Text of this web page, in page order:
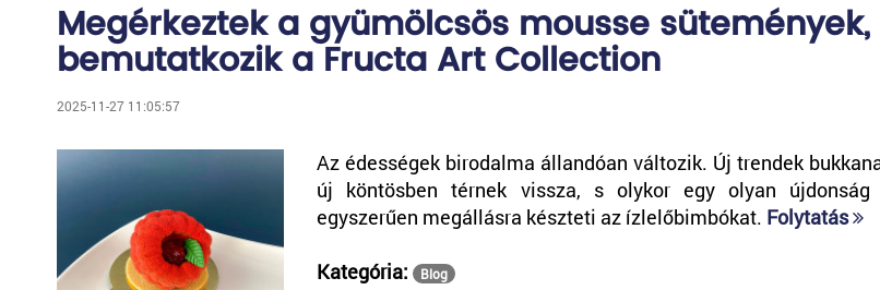
Megérkeztek a gyümölcsös mousse sütemények,
bemutatkozik a Fructa Art Collection
2025-11-27 11:05:57
Az édességek birodalma állandóan változik. Új trendek
új köntösben térnek vissza, s olykor egy olyan
egyszerűen megállásra készteti az ízlelőbimbókat. Folytatás
Kategória: Blog